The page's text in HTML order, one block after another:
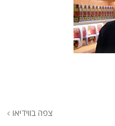
צפה בווידיאו